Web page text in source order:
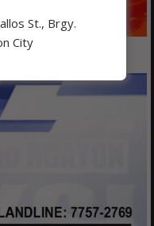
St., Brgy.
City